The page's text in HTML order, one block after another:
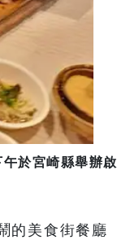
於宮崎縣舉辦啟
的美食街餐廳